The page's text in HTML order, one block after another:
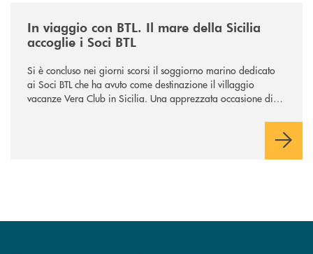
In viaggio con BTL. Il mare della Sicilia
accoglie i Soci BTL
Si è concluso nei giorni scorsi il soggiorno marino dedicato
ai Soci BTL che ha avuto come destinazione il villaggio
vacanze Vera Club in Sicilia. Una apprezzata occasione di